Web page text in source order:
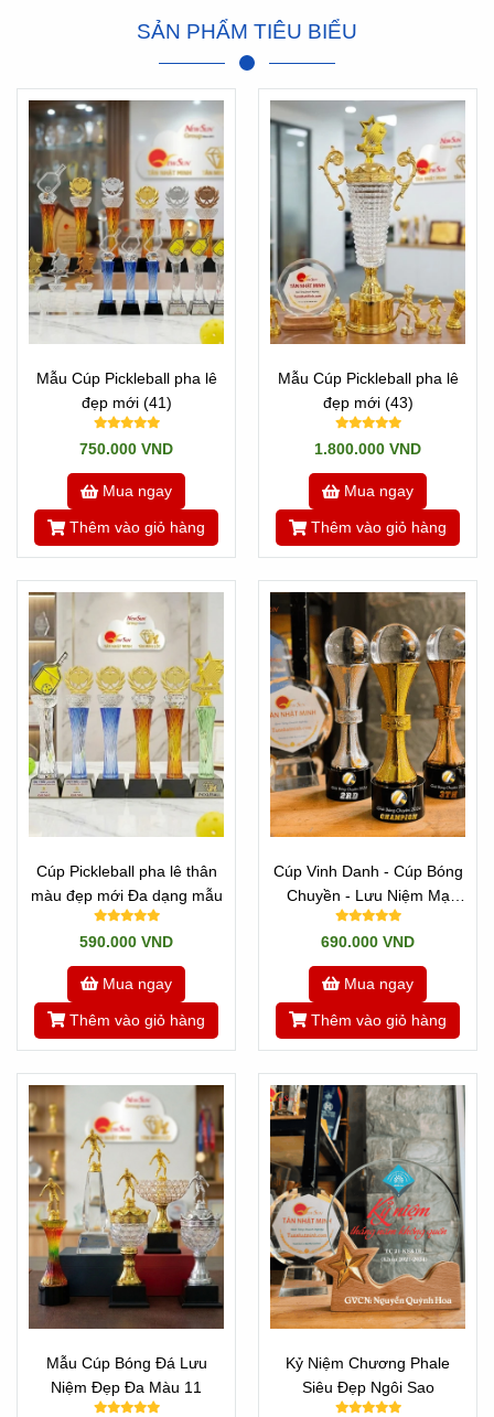
SẢN PHẨM TIÊU BIỂU
Mẫu Cúp Pickleball pha lê
đẹp mới (41)
750.000 VND
Mua ngay
Thêm vào giỏ hàng
Mẫu Cúp Pickleball pha lê
đẹp mới (43)
1.800.000 VND
Mua ngay
Thêm vào giỏ hàng
Cúp Pickleball pha lê thân
màu đẹp mới Đa dạng mẫu
590.000 VND
Mua ngay
Thêm vào giỏ hàng
Cúp Vinh Danh - Cúp Bóng
Chuyền - Lưu Niệm Mạ
Vàng 2
690.000 VND
Mua ngay
Thêm vào giỏ hàng
Mẫu Cúp Bóng Đá Lưu
Niệm Đẹp Đa Màu 11
Kỷ Niệm Chương Phale
Siêu Đẹp Ngôi Sao